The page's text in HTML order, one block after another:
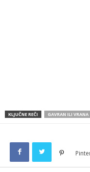
KLJUČNE REČI GAVRAN ILI VRANA